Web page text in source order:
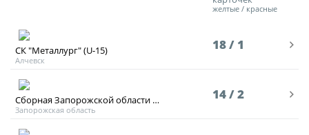
желтые / красные
СК "Металлург" (U-15)
Алчевск
18 / 1
Сборная Запорожской области (2011)
Запорожская область
14 / 2